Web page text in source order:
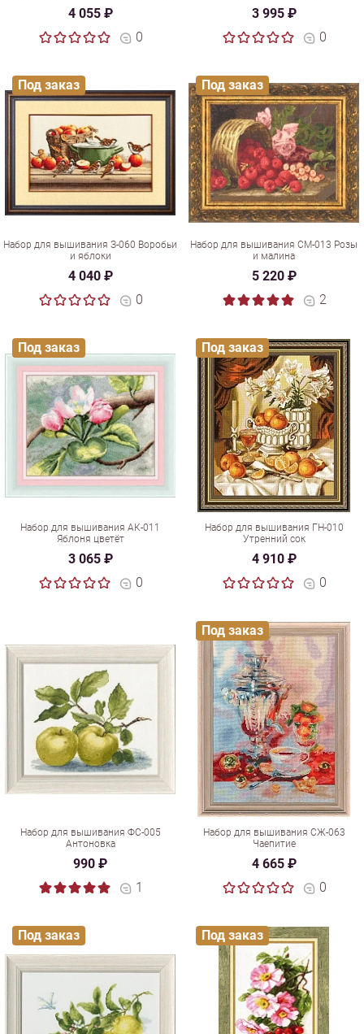
4 055 ₽
0
3 995 ₽
0
Набор для вышивания З-060 Воробьи
и яблоки
4 040 ₽
0
Под заказ
Набор для вышивания СМ-013 Розы
и малина
5 220 ₽
2
Под заказ
Набор для вышивания АК-011
Яблоня цветёт
3 065 ₽
0
Под заказ
Набор для вышивания ГН-010
Утренний сок
4 910 ₽
0
Под заказ
Набор для вышивания ФС-005
Антоновка
990 ₽
1
Набор для вышивания СЖ-063
Чаепитие
4 665 ₽
0
Под заказ
Под заказ Под заказ